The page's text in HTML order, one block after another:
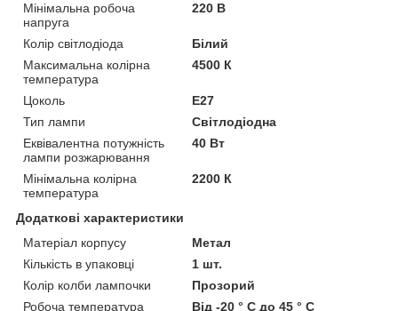
Мінімальна робоча
напруга
220 В
Колір світлодіода
Білий
Максимальна колірна
температура
4500 К
Цоколь
E27
Тип лампи
Світлодіодна
Еквівалентна потужність
лампи розжарювання
40 Вт
Мінімальна колірна
температура
2200 К
Додаткові характеристики
Матеріал корпусу
Метал
Кількість в упаковці
1 шт.
Колір колби лампочки
Прозорий
Робоча температура
Від -20 ° C до 45 ° C